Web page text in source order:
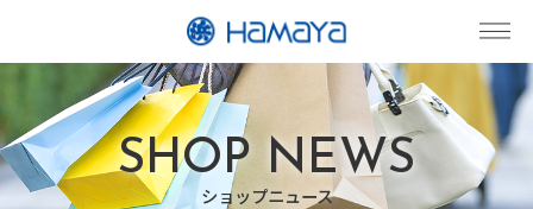
SHOP NEWS
ショップニュース